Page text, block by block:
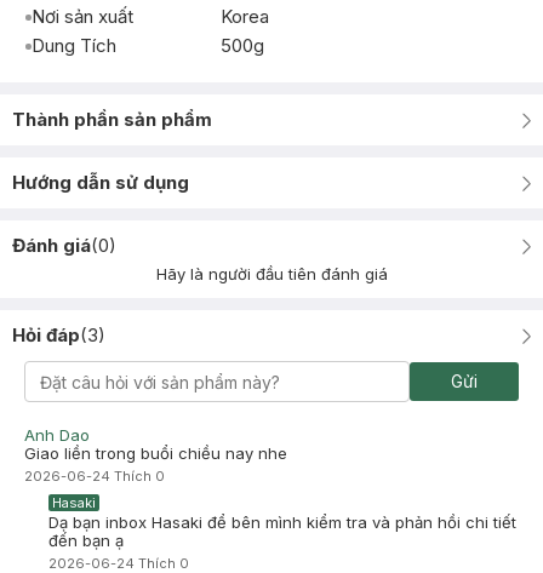
Nơi sản xuất
Korea
Dung Tích
500g
Thành phần sản phẩm
Hướng dẫn sử dụng
Đánh giá(0)
Hãy là người đầu tiên đánh giá
Hỏi đáp(3)
Gửi
Anh Dao
Giao liền trong buổi chiều nay nhe
2026-06-24 Thích 0
Hasaki
Dạ bạn inbox Hasaki để bên mình kiểm tra và phản hồi chi tiết
đến bạn ạ
2026-06-24 Thích 0